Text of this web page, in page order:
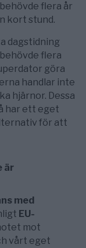
flera år
kort stund.
dagstidning
flera
göra
handlar inte
hjärnor. Dessa
har ett eget
för att
är
med
EU-
mot
vårt eget